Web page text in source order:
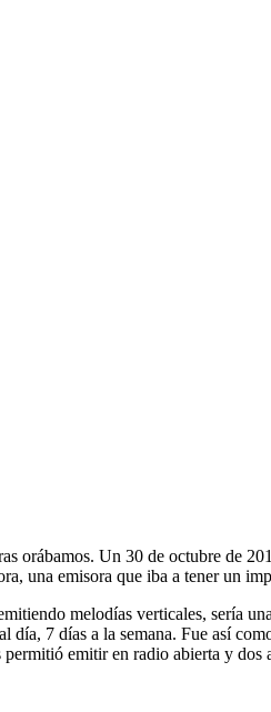
orábamos. Un 30 de octubre de
una emisora que iba a tener un
melodías verticales, sería
día, 7 días a la semana. Fue así
emitir en radio abierta y dos